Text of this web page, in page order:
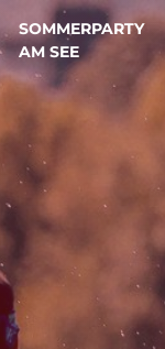
SOMMERPARTY
AM SEE